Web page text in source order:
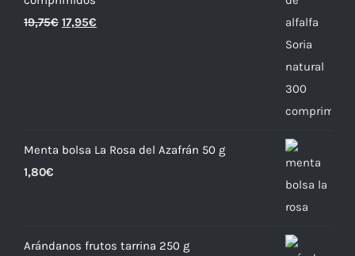
19,75€ 17,95€
Menta bolsa La Rosa del Azafrán 50 g
1,80€
Arándanos frutos tarrina 250 g